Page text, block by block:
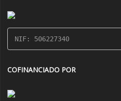
NIF: 506227340
COFINANCIADO POR